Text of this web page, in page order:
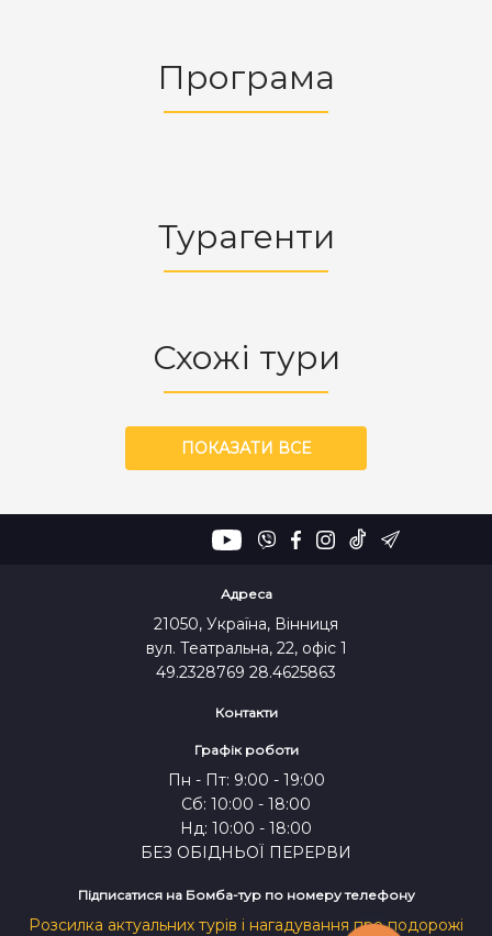
Програма
Турагенти
Схожі тури
ПОКАЗАТИ ВСЕ
Адреса
21050, Україна, Вінниця
вул. Театральна, 22, офіс 1
49.2328769 28.4625863
Контакти
Графік роботи
Пн - Пт: 9:00 - 19:00
Сб: 10:00 - 18:00
Нд: 10:00 - 18:00
БЕЗ ОБІДНЬОЇ ПЕРЕРВИ
Підписатися на Бомба-тур по номеру телефону
Розсилка актуальних турів і нагадування про подорожі